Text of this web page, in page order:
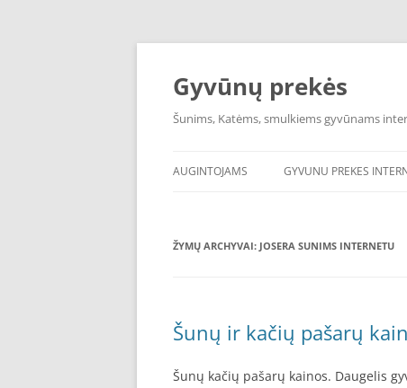
Pereiti
Gyvūnų prekės
Šunims, Katėms, smulkiems gyvūnams
AUGINTOJAMS GYVUNU PREKES
ŽYMŲ ARCHYVAI: JOSERA SUNIMS INTERNETU
Šunų ir kačių pašarų
Šunų kačių pašarų kainos. Daugelis